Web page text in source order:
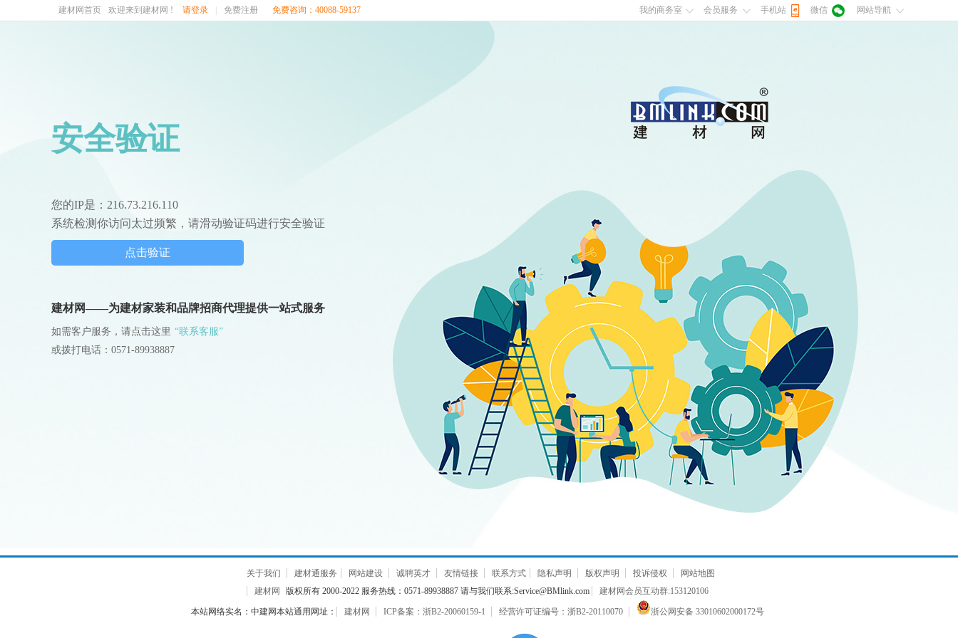
建材网首页 欢迎来到建材网 ! 请登录 免费注册 免费咨询：40088-59137 我的商务室 会员服务 手机站 微信 网站导航
安全验证
您的IP是：216.73.216.110
系统检测你访问太过频繁，请滑动验证码进行安全验证
点击验证
建材网——为建材家装和品牌招商代理提供一站式服务
如需客户服务，请点击这里 “联系客服”
或拨打电话：0571-89938887
关于我们 建材通服务 网站建设 诚聘英才 友情链接 联系方式 隐私声明 版权声明 投诉侵权
网站地图
建材网
版权所有 2000-2022 服务热线：0571-89938887 请与我们联系:Service@BMlink.com 建材网会员互动群:153120106
本站网络实名：中建网本站通用网址： 建材网 ICP备案：浙B2-20060159-1 经营许可证编号：浙B2-20110070 浙公网安备 33010602000172号